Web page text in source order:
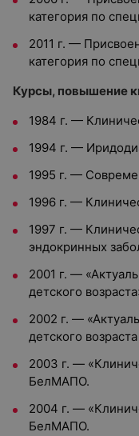
категория по
2011 г. —
категория по
Курсы, повышение
1984 г. —
1994 г. —
1995 г. —
1996 г. —
1997 г. —
эндокринных
2001 г. —
детского
2002 г. —
детского
2003 г. —
БелМАПО.
2004 г. —
БелМАПО.